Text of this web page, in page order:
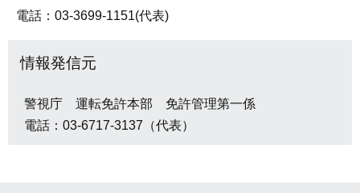
電話：03-3699-1151(代表)
情報発信元
警視庁 運転免許本部 免許管理第一係
電話：03-6717-3137（代表）